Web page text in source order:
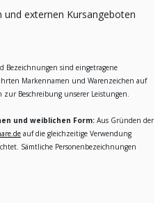
und externen Kursangeboten
Bezeichnungen sind eingetragene
Markennamen und Warenzeichen auf
Beschreibung unserer Leistungen.
und weiblichen Form: Aus Gründen der
auf die gleichzeitige Verwendung
Sämtliche Personenbezeichnungen